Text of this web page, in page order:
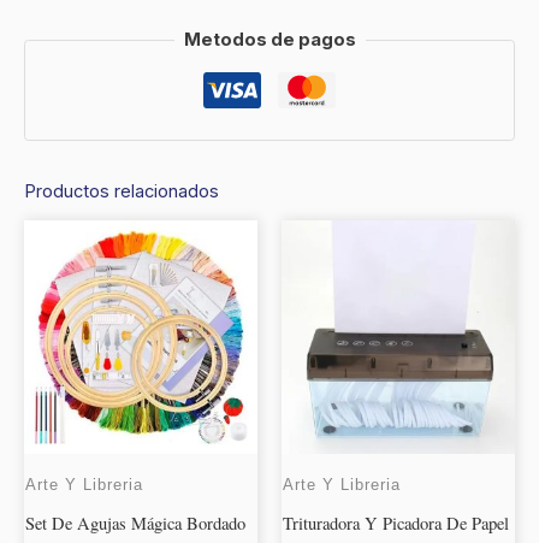
Metodos de pagos
Productos relacionados
Arte Y Libreria
Set De Agujas Mágica Bordado
Arte Y Libreria
Trituradora Y Picadora De Papel